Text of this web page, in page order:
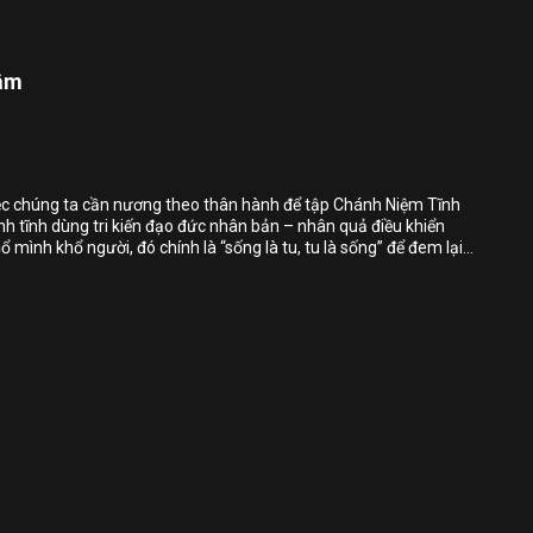
chúng ta cần nương theo thân hành để tập Chánh Niệm Tĩnh
tĩnh dùng tri kiến đạo đức nhân bản – nhân quả điều khiển
mình khổ người, đó chính là “sống là tu, tu là sống” để đem lại
Bình luận